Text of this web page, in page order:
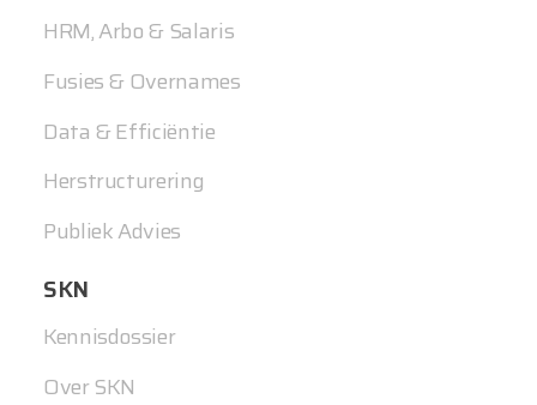
HRM, Arbo & Salaris
Fusies & Overnames
Data & Efficiëntie
Herstructurering
Publiek Advies
SKN
Kennisdossier
Over SKN